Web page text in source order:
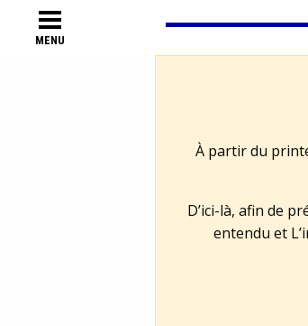
MENU
À partir du
D’ici-là, afin de
entendu et